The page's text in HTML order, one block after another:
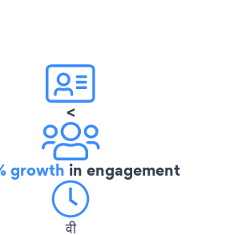
<
growth in engagement
वी